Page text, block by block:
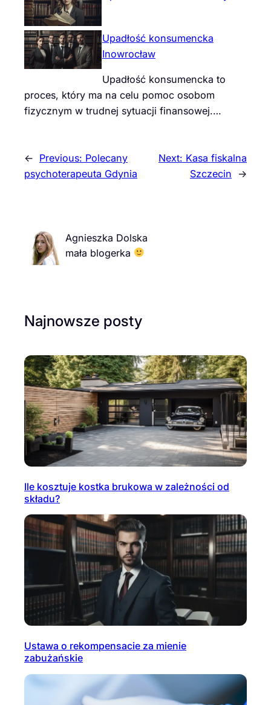
Upadłość konsumencka
Inowrocław
Upadłość konsumencka to
proces, który ma na celu pomoc osobom
fizycznym w trudnej sytuacji finansowej.…
← Previous: Polecany
psychoterapeuta Gdynia
Next: Kasa fiskalna
Szczecin
→
Agnieszka Dolska
mała blogerka
Najnowsze posty
Ile kosztuje kostka brukowa w zależności od
składu?
Ustawa o rekompensacie za mienie
zabużańskie